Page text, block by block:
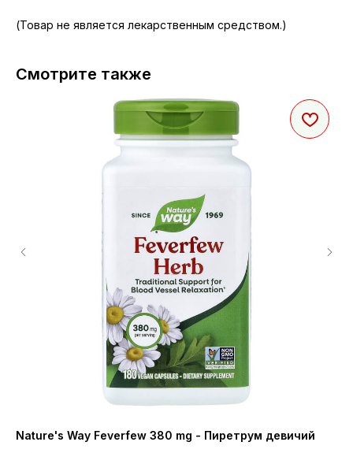
(Товар не является лекарственным средством.)
Смотрите также
Nature's Way Feverfew 380 mg - Пиретрум девичий